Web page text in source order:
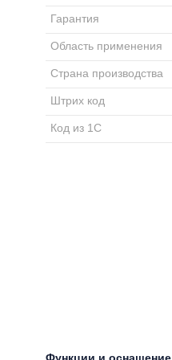
Гарантия
Область применения
Страна производства
Штрих код
Код из 1С